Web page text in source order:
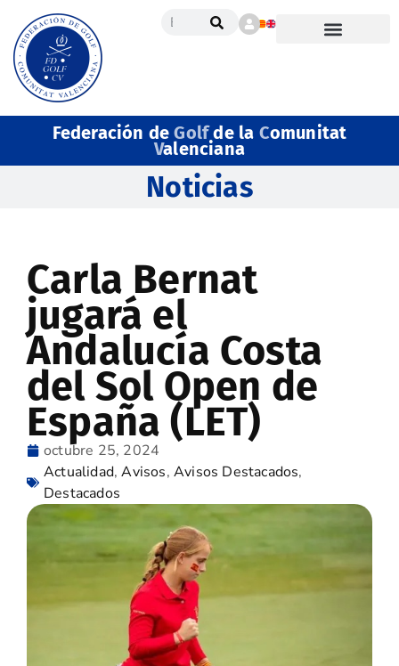
Federación deGolfde la Comunitat
Valenciana
Noticias
Carla Bernat
jugará el
Andalucía Costa
del Sol Open de
España (LET)
octubre 25, 2024
Actualidad,Avisos,Avisos Destacados,
Destacados